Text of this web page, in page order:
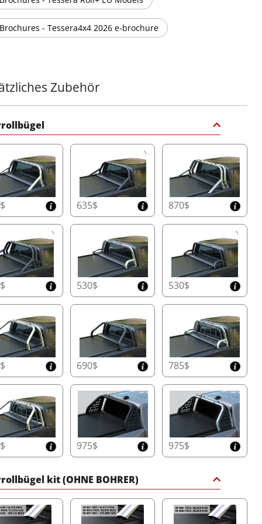
Sie Ihre Ladefläche trocken und funktionsfähig mit
Doppeldrainagesystem Φ20. Mit Anti-Blatt-
Technologie und doppelten Überlaufkanälen
kompakten Behälterabmessungen des
Roll+:
Doppelkabine: 20 cm x 23 cm (H x B)
• Einzel-/Space-Kabine und amerikanische Modelle: 26
cm x 30 cm (H x B)
innovative Design bietet mehr nutzbaren
Stauraum, ohne die Haltbarkeit zu beeinträchtigen.
zugängliche Behälterabdeckung
Warten Sie Ihr System mühelos mit der speziell
entwickelten Behälterabdeckung, die schnellen und
Zugang zum Tessera Roll+ bietet und so
einen reibungslosen Betrieb und Langlebigkeit
Hochwertige Handgefertigte Seitenschienen
Gefertigt aus 5 mm dicken, präzisionsgefertigten
garantiert das Tessera Roll+ überlegene
strukturelle Unterstützung, wetterfeste Isolierung und
einfache Integration mit Überrollbügeln und
T-Slot-Zubehörsystem ohne Bohren
Sie mühelos Überrollbügel, Racks, Querträger
mehr mit dem T-Slot-System, das für eine
und bohrfreie Installation ausgelegt
Erweitern Sie die Funktionalität Ihres Pickups ohne
zum Elektrischen Tessera Roll+
Brochures - Tessera4x4 2026 e-brochure
Zubehör
635$ 870$
530$ 530$
690$ 785$
975$ 975$
kit (OHNE BOHRER)